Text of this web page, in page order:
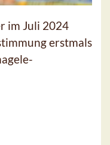
im Juli 2024
erstmals